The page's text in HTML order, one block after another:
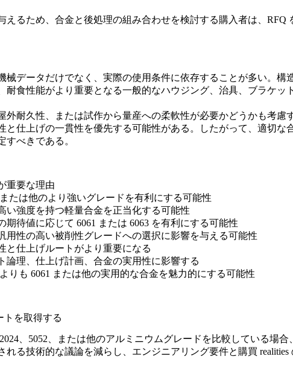
るため、合金と後処理の組み合わせを検討する購入者は、RFQ
データだけでなく、実際の使用条件に依存することが多い。
食性能がより重要となる一般的なハウジング、治具、ブラケ
耐久性、または試作から量産への柔軟性が必要かどうかも考
仕上げの一貫性を優先する可能性がある。したがって、適切
べきである。
重要な理由
または他のより強いグレードを有利にする可能性
い強度を持つ軽量合金を正当化する可能性
期待値に応じて 6061 または 6063 を有利にする可能性
用性の高い被削性グレードへの選択に影響を与える可能性
と仕上げルートがより重要になる
論理、仕上げ計画、合金の実用性に影響する
りも 6061 または他の実用的な合金を魅力的にする可能性
トを取得する
、5052、または他のアルミニウムグレードを比較している場
る技術的な議論を減らし、エンジニアリング要件と購買